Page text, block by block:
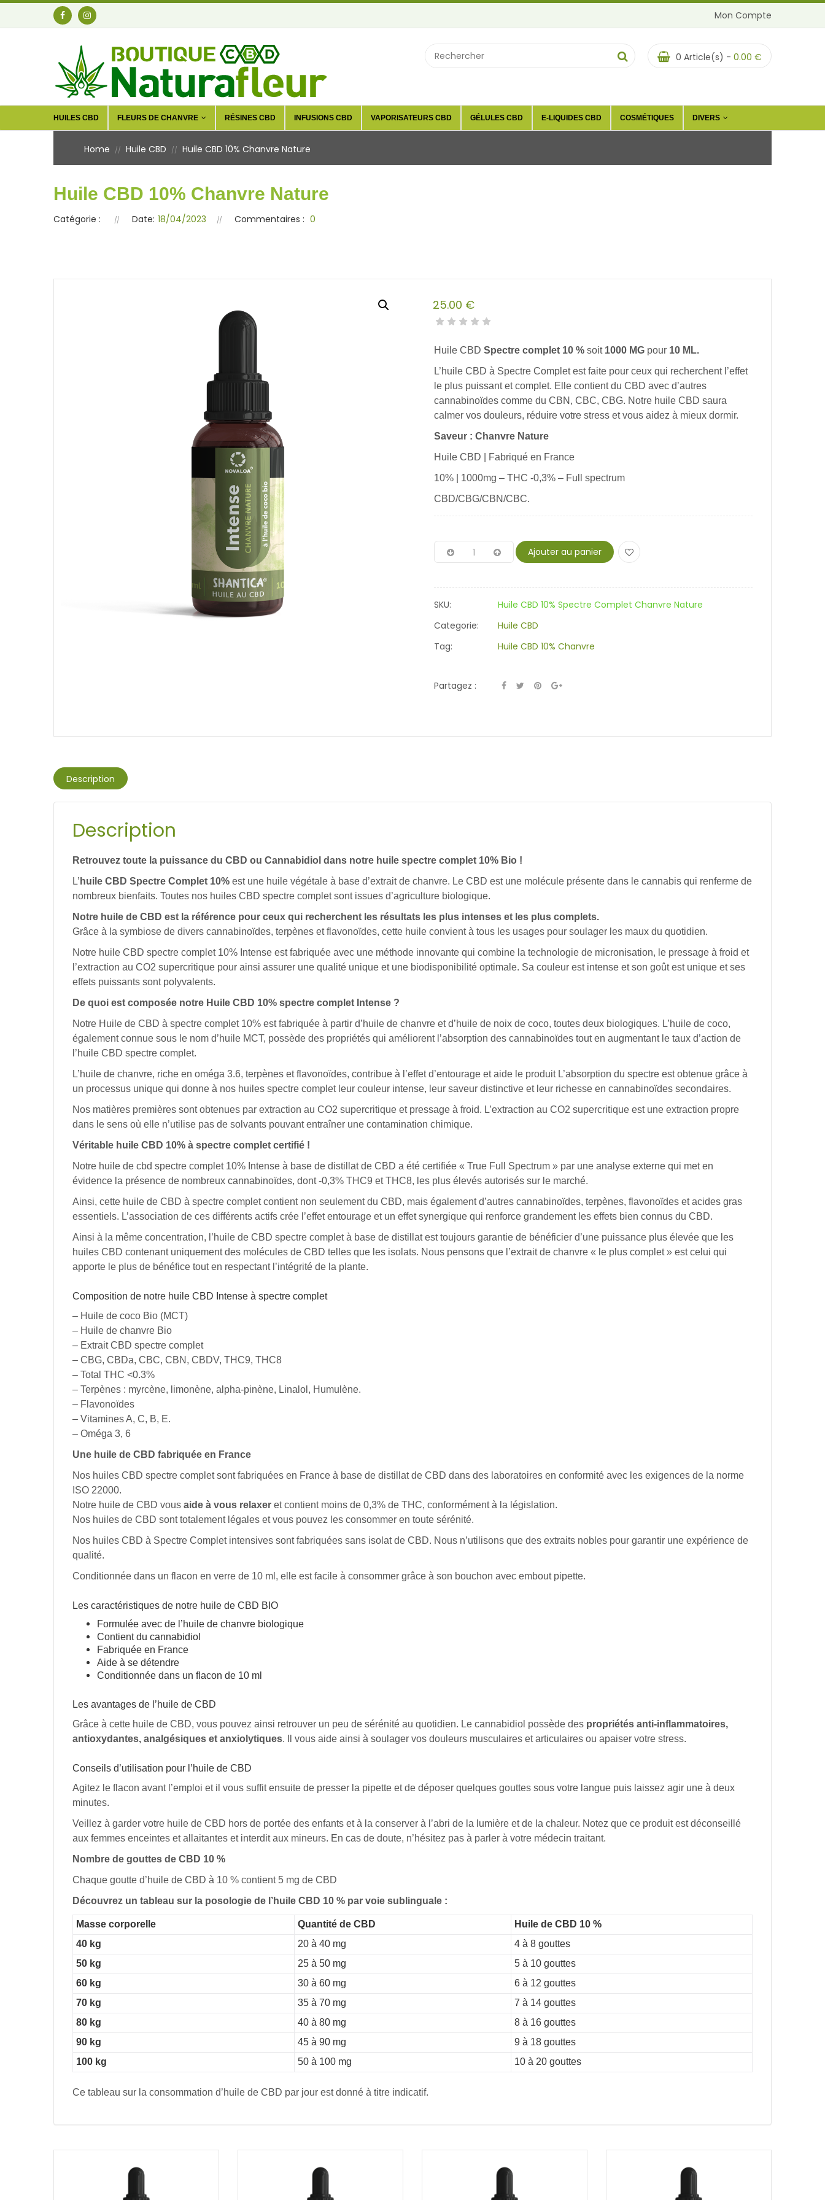
Mon Compte
0 Article(s) - 0.00 €
HUILES CBD FLEURS DE CHANVRE RÉSINES CBD INFUSIONS CBD VAPORISATEURS CBD GÉLULES CBD E-LIQUIDES CBD COSMÉTIQUES DIVERS
Home // Huile CBD // Huile CBD 10% Chanvre Nature
Huile CBD 10% Chanvre Nature
Catégorie : Date: 18/04/2023 Commentaires : 0
25.00 €
Huile CBD Spectre complet 10 % soit 1000 MG pour 10 ML.
L’huile CBD à Spectre Complet est faite pour ceux qui recherchent l’effet
le plus puissant et complet. Elle contient du CBD avec d’autres
cannabinoïdes comme du CBN, CBC, CBG. Notre huile CBD saura
calmer vos douleurs, réduire votre stress et vous aidez à mieux dormir.
Saveur : Chanvre Nature
Huile CBD | Fabriqué en France
10% | 1000mg – THC -0,3% – Full spectrum
CBD/CBG/CBN/CBC.
Ajouter au panier
SKU:
Huile CBD 10% Spectre Complet Chanvre Nature
Categorie:
Huile CBD
Tag:
Huile CBD 10% Chanvre
Partagez :
Description
Description
Retrouvez toute la puissance du CBD ou Cannabidiol dans notre huile spectre complet 10% Bio !
L’ huile CBD Spectre Complet 10% est une huile végétale à base d’extrait de chanvre. Le CBD est une molécule présente dans le cannabis qui renferme de
nombreux bienfaits. Toutes nos huiles CBD spectre complet sont issues d’agriculture biologique.
Notre huile de CBD est la référence pour ceux qui recherchent les résultats les plus intenses et les plus complets.
Grâce à la symbiose de divers cannabinoïdes, terpènes et flavonoïdes, cette huile convient à tous les usages pour soulager les maux du quotidien.
Notre huile CBD spectre complet 10% Intense est fabriquée avec une méthode innovante qui combine la technologie de micronisation, le pressage à froid et
l’extraction au CO2 supercritique pour ainsi assurer une qualité unique et une biodisponibilité optimale. Sa couleur est intense et son goût est unique et ses
effets puissants sont polyvalents.
De quoi est composée notre Huile CBD 10% spectre complet Intense ?
Notre Huile de CBD à spectre complet 10% est fabriquée à partir d’huile de chanvre et d’huile de noix de coco, toutes deux biologiques. L’huile de coco,
également connue sous le nom d’huile MCT, possède des propriétés qui améliorent l’absorption des cannabinoïdes tout en augmentant le taux d’action de
l’huile CBD spectre complet.
L’huile de chanvre, riche en oméga 3.6, terpènes et flavonoïdes, contribue à l’effet d’entourage et aide le produit L’absorption du spectre est obtenue grâce à
un processus unique qui donne à nos huiles spectre complet leur couleur intense, leur saveur distinctive et leur richesse en cannabinoïdes secondaires.
Nos matières premières sont obtenues par extraction au CO2 supercritique et pressage à froid. L’extraction au CO2 supercritique est une extraction propre
dans le sens où elle n’utilise pas de solvants pouvant entraîner une contamination chimique.
Véritable huile CBD 10% à spectre complet certifié !
Notre huile de cbd spectre complet 10% Intense à base de distillat de CBD a été certifiée « True Full Spectrum » par une analyse externe qui met en
évidence la présence de nombreux cannabinoïdes, dont-0,3% THC9 et THC8, les plus élevés autorisés sur le marché.
Ainsi, cette huile de CBD à spectre complet contient non seulement du CBD, mais également d’autres cannabinoïdes, terpènes, flavonoïdes et acides gras
essentiels. L’association de ces différents actifs crée l’effet entourage et un effet synergique qui renforce grandement les effets bien connus du CBD.
Ainsi à la même concentration, l’huile de CBD spectre completà base de distillatest toujours garantie de bénéficier d’une puissance plus élevée que les
huiles CBD contenant uniquement des molécules de CBD telles que les isolats. Nous pensons que l’extrait de chanvre « le plus complet » est celui qui
apporte le plus de bénéfice tout en respectant l’intégrité de la plante.
Composition de notre huile CBD Intense à spectre complet
– Huile de coco Bio (MCT)
– Huile de chanvre Bio
– Extrait CBD spectre complet
– CBG, CBDa, CBC, CBN, CBDV, THC9, THC8
– Total THC <0.3%
– Terpènes : myrcène, limonène, alpha-pinène, Linalol, Humulène.
– Flavonoïdes
– Vitamines A, C, B, E.
– Oméga 3, 6
Une huile de CBD fabriquée en France
Nos huiles CBD spectre complet sont fabriquées en France à base de distillat de CBD dans des laboratoires en conformité avec les exigences de la norme
ISO 22000.
Notre huile de CBD vous aide à vous relaxer et contient moins de 0,3% de THC, conformément à la législation.
Nos huiles de CBD sont totalement légales et vous pouvez les consommer en toute sérénité.
Nos huiles CBD à Spectre Complet intensives sont fabriquées sans isolat de CBD. Nous n’utilisons que des extraits nobles pour garantir une expérience de
qualité.
Conditionnée dans un flacon en verre de 10 ml, elle est facile à consommer grâce à son bouchon avec embout pipette.
Les caractéristiques de notre huile de CBD BIO
Formulée avec de l’huile de chanvre biologique
Contient du cannabidiol
Fabriquée en France
Aide à se détendre
Conditionnée dans un flacon de 10 ml
Les avantages de l’huile de CBD
Grâce à cette huile de CBD, vous pouvez ainsi retrouver un peu de sérénité au quotidien. Le cannabidiol possède des propriétés anti-inflammatoires,
antioxydantes, analgésiques et anxiolytiques. Il vous aide ainsi à soulager vos douleurs musculaires et articulaires ou apaiser votre stress.
Conseils d’utilisation pour l’huile de CBD
Agitez le flacon avant l’emploi et il vous suffit ensuite de presser la pipette et de déposer quelques gouttes sous votre langue puis laissez agir une à deux
minutes.
Veillez à garder votre huile de CBD hors de portée des enfants et à la conserver à l’abri de la lumière et de la chaleur. Notez que ce produit est déconseillé
aux femmes enceintes et allaitantes et interdit aux mineurs. En cas de doute, n’hésitez pas à parler à votre médecin traitant.
Nombre de gouttes de CBD 10 %
Chaque goutte d’huile de CBD à 10 % contient 5 mg de CBD
Découvrez un tableau sur la posologie de l’huile CBD 10 % par voie sublinguale :
Masse corporelle Quantité de CBD
Huile de CBD 10 %
40 kg
20 à 40 mg
4 à 8 gouttes
50 kg
25 à 50 mg
5 à 10 gouttes
60 kg
30 à 60 mg
6 à 12 gouttes
70 kg
35 à 70 mg
7 à 14 gouttes
80 kg
40 à 80 mg
8 à 16 gouttes
90 kg
45 à 90 mg
9 à 18 gouttes
100 kg
50 à 100 mg 10 à 20 gouttes
Ce tableau sur la consommation d’huile de CBD par jour est donné à titre indicatif.